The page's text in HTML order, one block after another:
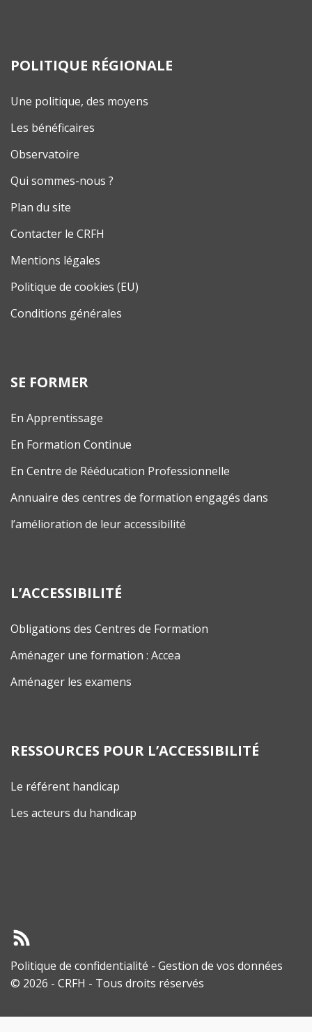
POLITIQUE RÉGIONALE
Une politique, des moyens
Les bénéficaires
Observatoire
Qui sommes-nous ?
Plan du site
Contacter le CRFH
Mentions légales
Politique de cookies (EU)
Conditions générales
SE FORMER
En Apprentissage
En Formation Continue
En Centre de Rééducation Professionnelle
Annuaire des centres de formation engagés dans
l’amélioration de leur accessibilité
L’ACCESSIBILITÉ
Obligations des Centres de Formation
Aménager une formation : Accea
Aménager les examens
RESSOURCES POUR L’ACCESSIBILITÉ
Le référent handicap
Les acteurs du handicap
Politique de confidentialité - Gestion de vos données
© 2026 - CRFH - Tous droits réservés